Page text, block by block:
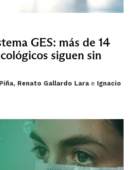
GES: más de 14
siguen sin
Renato Gallardo Lara e Ignacio